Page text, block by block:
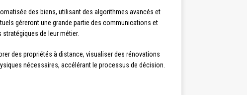
des biens, utilisant des algorithmes avancés et
géreront une grande partie des communications et
de leur métier.
des propriétés à distance, visualiser des rénovations
nécessaires, accélérant le processus de décision.